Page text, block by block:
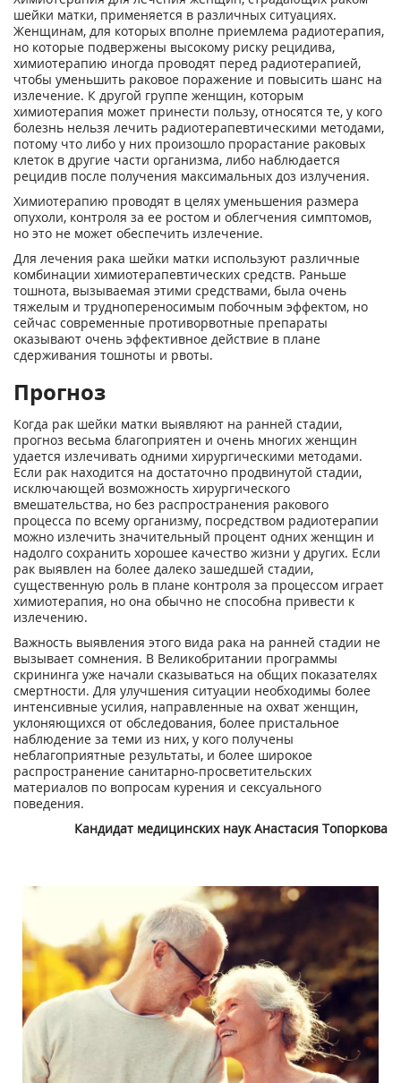
шейки матки, применяется в различных ситуациях.
Женщинам, для которых вполне приемлема радиотерапия,
но которые подвержены высокому риску рецидива,
химиотерапию иногда проводят перед радиотерапией,
чтобы уменьшить раковое поражение и повысить шанс на
излечение. К другой группе женщин, которым
химиотерапия может принести пользу, относятся те, у кого
болезнь нельзя лечить радиотерапевтическими методами,
потому что либо у них произошло прорастание раковых
клеток в другие части организма, либо наблюдается
рецидив после получения максимальных доз излучения.
Химиотерапию проводят в целях уменьшения размера
опухоли, контроля за ее ростом и облегчения симптомов,
но это не может обеспечить излечение.
Для лечения рака шейки матки используют различные
комбинации химиотерапевтических средств. Раньше
тошнота, вызываемая этими средствами, была очень
тяжелым и труднопереносимым побочным эффектом, но
сейчас современные противорвотные препараты
оказывают очень эффективное действие в плане
сдерживания тошноты и рвоты.
Прогноз
Когда рак шейки матки выявляют на ранней стадии,
прогноз весьма благоприятен и очень многих женщин
удается излечивать одними хирургическими методами.
Если рак находится на достаточно продвинутой стадии,
исключающей возможность хирургического
вмешательства, но без распространения ракового
процесса по всему организму, посредством радиотерапии
можно излечить значительный процент одних женщин и
надолго сохранить хорошее качество жизни у других. Если
рак выявлен на более далеко зашедшей стадии,
существенную роль в плане контроля за процессом играет
химиотерапия, но она обычно не способна привести к
излечению.
Важность выявления этого вида рака на ранней стадии не
вызывает сомнения. В Великобритании программы
скрининга уже начали сказываться на общих показателях
смертности. Для улучшения ситуации необходимы более
интенсивные усилия, направленные на охват женщин,
уклоняющихся от обследования, более пристальное
наблюдение за теми из них, у кого получены
неблагоприятные результаты, и более широкое
распространение санитарно-просветительских
материалов по вопросам курения и сексуального
поведения.
Кандидат медицинских наук Анастасия Топоркова